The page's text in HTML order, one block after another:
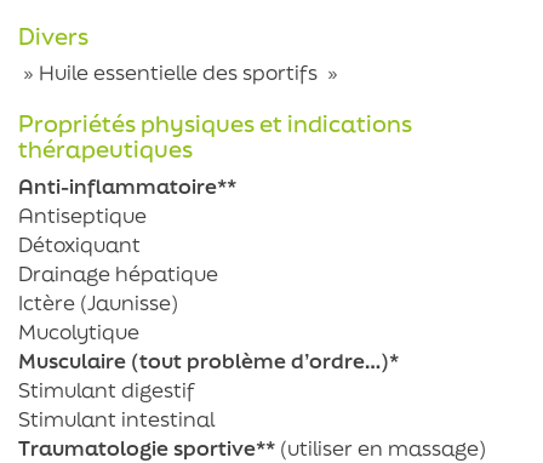
Divers
» Huile essentielle des sportifs »
Propriétés physiques et indications
thérapeutiques
Anti-inflammatoire**
Antiseptique
Détoxiquant
Drainage hépatique
Ictère (Jaunisse)
Mucolytique
Musculaire (tout problème d’ordre…)*
Stimulant digestif
Stimulant intestinal
Traumatologie sportive** (utiliser en massage)